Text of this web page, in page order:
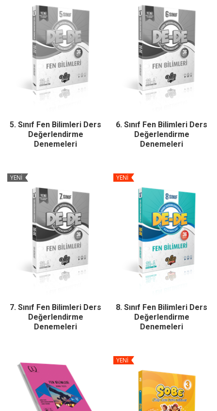
5. Sınıf Fen Bilimleri Ders
Değerlendirme
Denemeleri
6. Sınıf Fen Bilimleri Ders
Değerlendirme
Denemeleri
YENİ
7. Sınıf Fen Bilimleri Ders
Değerlendirme
Denemeleri
YENİ
8. Sınıf Fen Bilimleri Ders
Değerlendirme
Denemeleri
YENİ